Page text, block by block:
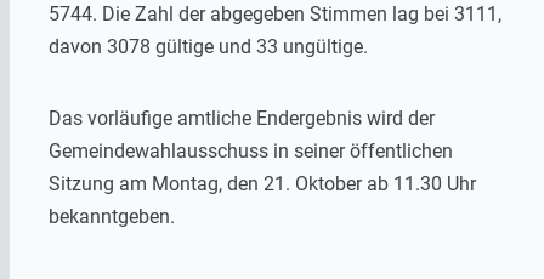
5744. Die Zahl der abgegeben Stimmen lag bei 3111,
davon 3078 gültige und 33 ungültige.
Das vorläufige amtliche Endergebnis wird der
Gemeindewahlausschuss in seiner öffentlichen
Sitzung am Montag, den 21. Oktober ab 11.30 Uhr
bekanntgeben.